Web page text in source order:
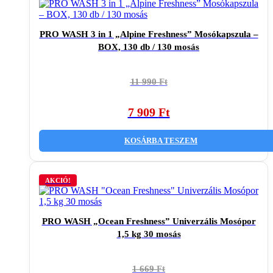
PRO WASH 3 in 1 „Alpine Freshness” Mosókapszula –
BOX, 130 db / 130 mosás
11 990Ft
Original
11
990 Ft.
7 909 Ft
Current
7
909 Ft.
KOSÁRBA TESZEM
AKCIÓ!
PRO WASH „Ocean Freshness” Univerzális Mosópor
1,5 kg 30 mosás
1 669Ft
Original
Current